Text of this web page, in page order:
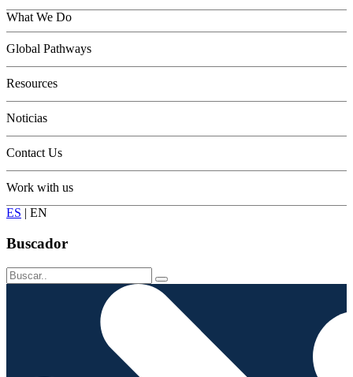
What We Do
Youth
Adults
Seniors
Conservation
Global Pathways
Resources
Noticias
Contact Us
Work with us
ES | EN
Buscador